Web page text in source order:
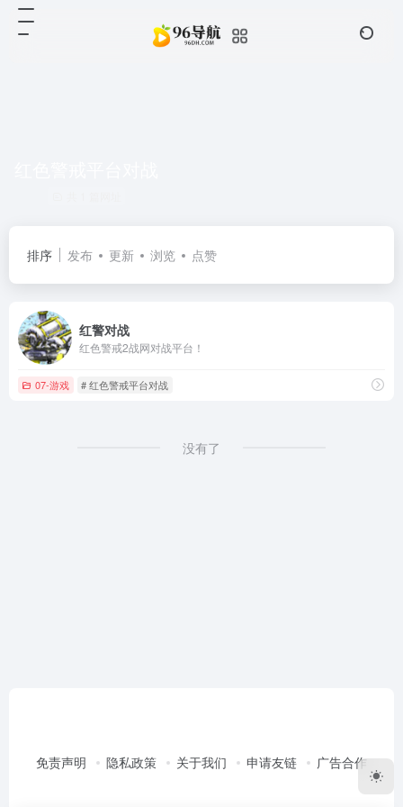
排序 发布 更新 浏览 点赞
红警对战
红色警戒2战网对战平台！
07-游戏 # 红色警戒平台对战
没有了
免责声明 隐私政策 关于我们 申请友链 广告合作